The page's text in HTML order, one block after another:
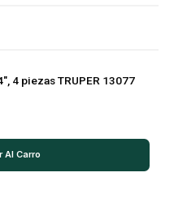
4 piezas TRUPER 13077
Al Carro